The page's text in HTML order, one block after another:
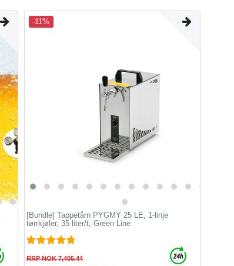
-11%
[Bundle] Tappetårn PYGMY 25 LE, 1-linje
tørrkjøler, 35 liter/t, Green Line
RRP NOK 7,405.44